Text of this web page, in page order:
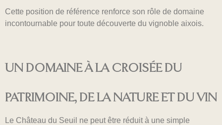
Cette position de référence renforce son rôle de domaine
incontournable pour toute découverte du vignoble aixois.
UN DOMAINE À LA CROISÉE DU
PATRIMOINE, DE LA NATURE ET DU VIN
Le Château du Seuil ne peut être réduit à une simple